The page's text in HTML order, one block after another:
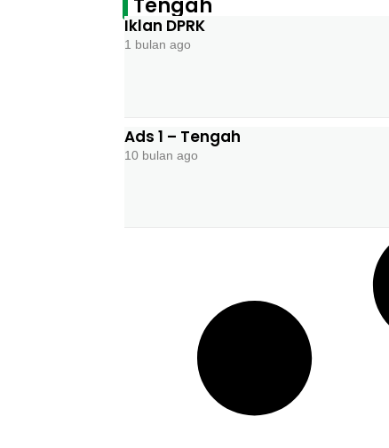
Tengah
Iklan DPRK
1 bulan ago
Ads 1 – Tengah
10 bulan ago